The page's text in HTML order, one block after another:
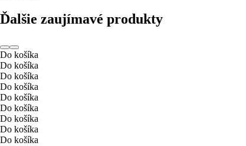
Ďalšie zaujímavé produkty
Do košíka
Do košíka
Do košíka
Do košíka
Do košíka
Do košíka
Do košíka
Do košíka
Do košíka